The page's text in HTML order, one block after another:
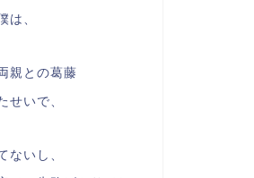
は、
親との葛藤
せいで、
ないし、